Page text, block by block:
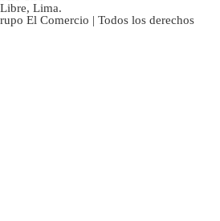
Lima.
El Comercio | Todos los derechos